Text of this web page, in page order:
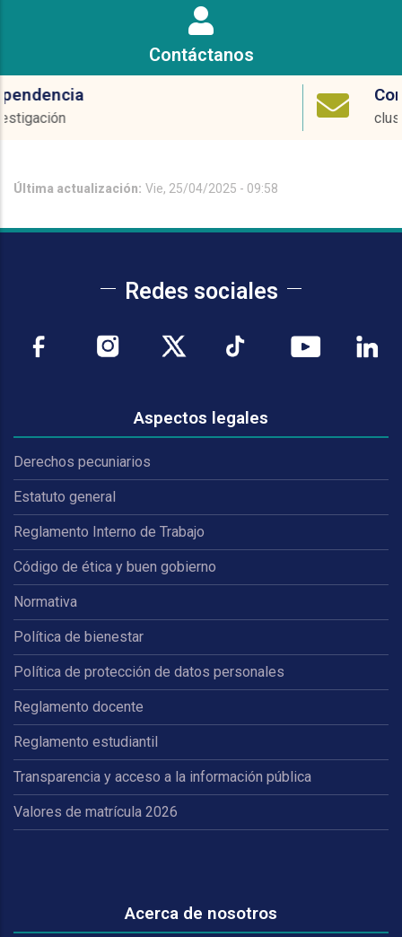
Contáctanos
Última actualización: Vie, 25/04/2025 - 09:58
Redes sociales
Aspectos legales
Derechos pecuniarios
Estatuto general
Reglamento Interno de Trabajo
Código de ética y buen gobierno
Normativa
Política de bienestar
Política de protección de datos personales
Reglamento docente
Reglamento estudiantil
Transparencia y acceso a la información pública
Valores de matrícula 2026
Acerca de nosotros